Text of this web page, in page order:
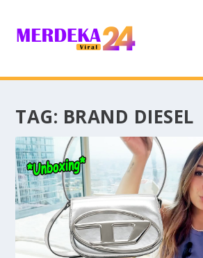
TAG: BRAND DIESEL